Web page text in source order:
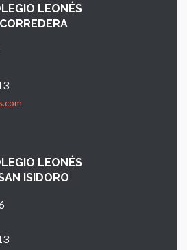
LEONÉS
CORREDERA
LEONÉS
ISIDORO